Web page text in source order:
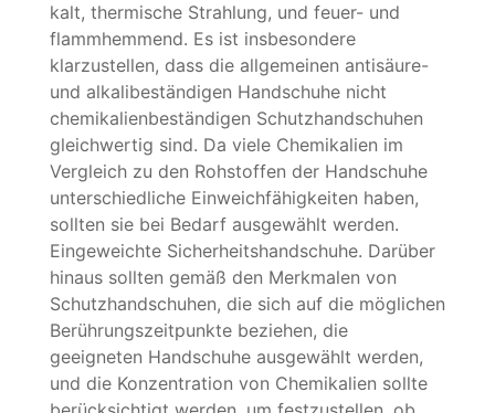
kalt, thermische Strahlung, und feuer- und
flammhemmend. Es ist insbesondere
klarzustellen, dass die allgemeinen antisäure-
und alkalibeständigen Handschuhe nicht
chemikalienbeständigen Schutzhandschuhen
gleichwertig sind. Da viele Chemikalien im
Vergleich zu den Rohstoffen der Handschuhe
unterschiedliche Einweichfähigkeiten haben,
sollten sie bei Bedarf ausgewählt werden.
Eingeweichte Sicherheitshandschuhe. Darüber
hinaus sollten gemäß den Merkmalen von
Schutzhandschuhen, die sich auf die möglichen
Berührungszeitpunkte beziehen, die
geeigneten Handschuhe ausgewählt werden,
und die Konzentration von Chemikalien sollte